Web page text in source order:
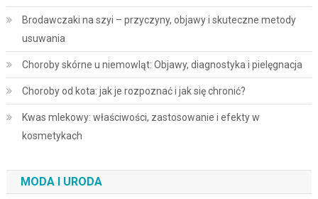
Brodawczaki na szyi – przyczyny, objawy i skuteczne metody
usuwania
Choroby skórne u niemowląt: Objawy, diagnostyka i pielęgnacja
Choroby od kota: jak je rozpoznać i jak się chronić?
Kwas mlekowy: właściwości, zastosowanie i efekty w
kosmetykach
MODA I URODA